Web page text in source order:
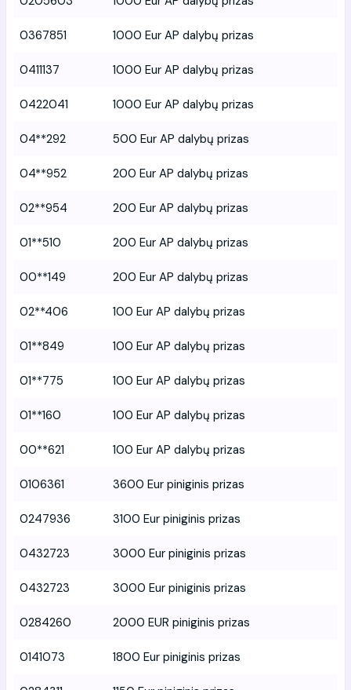
0367851 1000 Eur AP dalybų prizas
0411137 1000 Eur AP dalybų prizas
0422041 1000 Eur AP dalybų prizas
04**292 500 Eur AP dalybų prizas
04**952 200 Eur AP dalybų prizas
02**954 200 Eur AP dalybų prizas
01**510 200 Eur AP dalybų prizas
00**149 200 Eur AP dalybų prizas
02**406 100 Eur AP dalybų prizas
01**849 100 Eur AP dalybų prizas
01**775 100 Eur AP dalybų prizas
01**160 100 Eur AP dalybų prizas
00**621 100 Eur AP dalybų prizas
0106361 3600 Eur piniginis prizas
0247936 3100 Eur piniginis prizas
0432723 3000 Eur piniginis prizas
0432723 3000 Eur piniginis prizas
0284260 2000 EUR piniginis prizas
0141073 1800 Eur piniginis prizas